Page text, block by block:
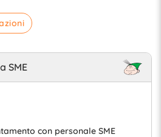
SME
con personale SME